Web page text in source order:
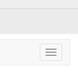
Toggle